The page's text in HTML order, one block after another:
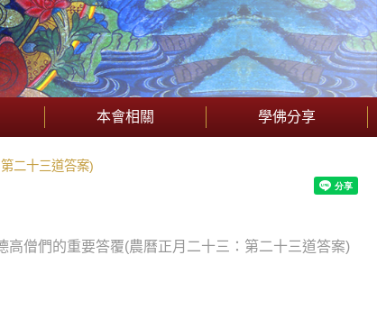
本會相關 學佛分享
二十三道答案)
高僧們的重要答覆(農曆正月二十三：第二十三道答案)